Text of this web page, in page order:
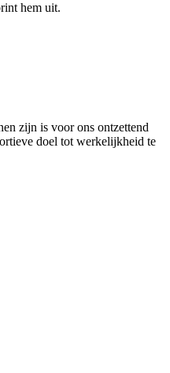
hem uit.
zijn is voor ons ontzettend
doel tot werkelijkheid te